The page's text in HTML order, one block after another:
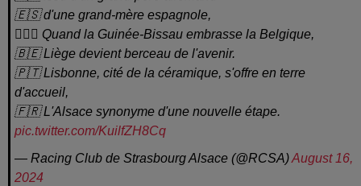
🇪🇸 d'une grand-mère espagnole,
👩‍❤️‍👨 Quand la Guinée-Bissau embrasse la Belgique,
🇧🇪 Liège devient berceau de l'avenir.
🇵🇹 Lisbonne, cité de la céramique, s'offre en terre
d'accueil,
🇫🇷 L'Alsace synonyme d'une nouvelle étape.
pic.twitter.com/KuilfZH8Cq
— Racing Club de Strasbourg Alsace (@RCSA)August 16,
2024